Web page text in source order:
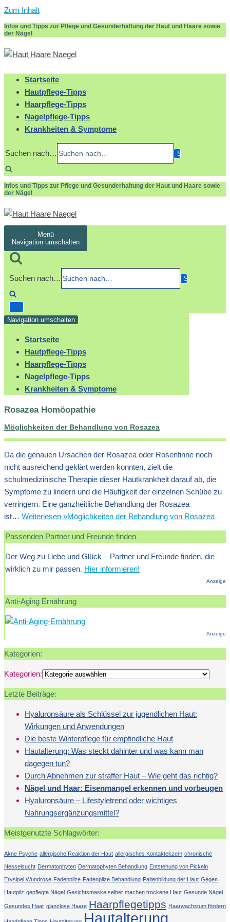
Zum Inhalt
Infos und Tipps zur Pflege und Gesunderhaltung der Haut und Haare sowie
der Nägel
Startseite
Hautpflege-Tipps
Haarpflege-Tipps
Nagelpflege-Tipps
Krankheiten & Symptome
Suchen nach…
Infos und Tipps zur Pflege und Gesunderhaltung der Haut und Haare sowie
der Nägel
Menü
Navigation umschalten
Suchen nach…
Navigation umschalten
Startseite
Hautpflege-Tipps
Haarpflege-Tipps
Nagelpflege-Tipps
Krankheiten & Symptome
Rosazea Homöopathie
Möglichkeiten der Behandlung von Rosazea
Da die genauen Ursachen der Rosazea oder Rosenfinne noch
nicht ausreichend geklärt werden konnten, zielt die
schulmedizinische Therapie dieser Hautkrankheit darauf ab, die
Symptome zu lindern und die Häufigkeit der einzelnen Schübe zu
verringern. Eine ganzheitliche Behandlung der Rosazea
ist… Weiterlesen »Möglichkeiten der Behandlung von Rosazea
Passenden Partner und Freunde finden
Der Weg zu Liebe und Glück – Partner und Freunde finden, die
wirklich zu mir passen. Hier informieren!
Anzeige
Anti-Aging Ernährung
Anzeige
Kategorien:
Kategorien:
Letzte Beiträge:
Hyaluronsäure als Schlüssel zur jugendlichen Haut:
Wirkungen und Anwendungen
Die beste Winterpflege für empfindliche Haut
Hautalterung: Was steckt dahinter und was kann man
dagegen tun?
Durch Abnehmen zur straffer Haut – Wie geht das richtig?
Nägel und Haar: Eisenmangel erkennen und vorbeugen
Hyaluronsäure – Lifestyletrend oder wichtiges
Nahrungsergänzungsmittel?
Meistgenutzte Schlagwörter:
Akne Psyche allergische Reaktion der Haut allergisches Kontaktekzem chronische
Nesselsucht Dermatophyten Dermatophyten Behandlung Entstehung von Pickeln
Erysipel Wundrose Fadenpilze Fadenpilze Behandlung Faltenbildung der Haut Gegen
Hautpilz gepflegte Nägel Gesichtsmaske selber machen trockene Haut Gesunde Nägel
Gesundes Haar glanzlose Haare Haarpflegetipps Haarwachstum fördern
Hautalterung